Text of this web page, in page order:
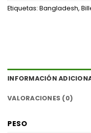
Etiquetas: Bangladesh,
INFORMACIÓN
VALORACIONES (0)
PESO